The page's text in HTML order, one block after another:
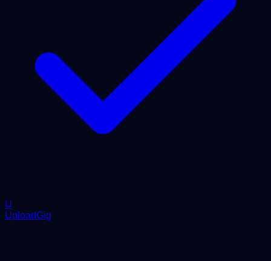
U
UploadGig